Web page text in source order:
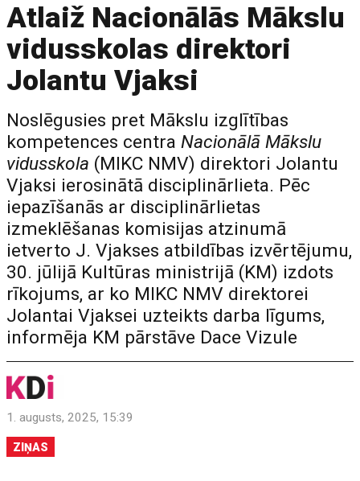
Atlaiž Nacionālās Mākslu
vidusskolas direktori
Jolantu Vjaksi
Noslēgusies pret Mākslu izglītības
kompetences centraNacionālā Mākslu
vidusskola (MIKC NMV) direktori Jolantu
Vjaksi ierosinātā disciplinārlieta. Pēc
iepazīšanās ar disciplinārlietas
izmeklēšanas komisijas atzinumā
ietverto J. Vjakses atbildības izvērtējumu,
30. jūlijā Kultūras ministrijā (KM) izdots
rīkojums, ar ko MIKC NMV direktorei
Jolantai Vjaksei uzteikts darba līgums,
informēja KM pārstāve Dace Vizule
1. augusts, 2025, 15:39
ZIŅAS